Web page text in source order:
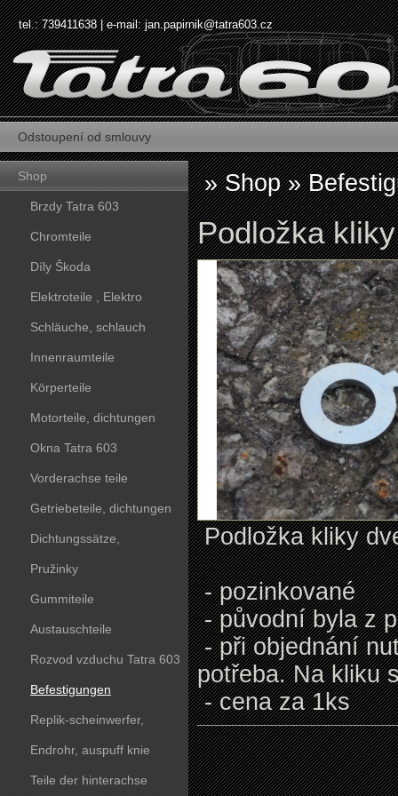
tel.: 739411638 | e-mail:jan.papirnik@tatra603.cz
Odstoupení od smlouvy
Shop
Brzdy Tatra 603
Chromteile
Díly Škoda
Elektroteile , Elektro
Schläuche, schlauch
Innenraumteile
Körperteile
Motorteile, dichtungen
Okna Tatra 603
Vorderachse teile
Getriebeteile, dichtungen
Dichtungssätze,
dichtungskörper
Pružinky
Gummiteile
Austauschteile
Rozvod vzduchu Tatra 603
Befestigungen
Replik-scheinwerfer,
kunststoffteile
Endrohr, auspuff knie
Teile der hinterachse
»Shop»
Podložka
Podložka kliky
- pozinkované
- původní byla z
- při objednání
potřeba. Na kliku
- cena za 1ks